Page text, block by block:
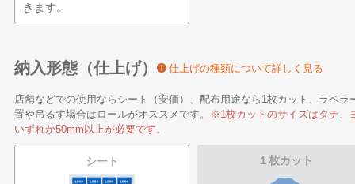
きます。
納入形態（仕上げ） 仕上げの種類について詳しく見る
店舗などでの使用ならシート（安価）、配布用途なら1枚カット、ラベラ
置や吊るす場合はロールがオススメです。
※1枚カットのサイズはタテ、
いずれか50mm以上が必要です。
シート １枚カット